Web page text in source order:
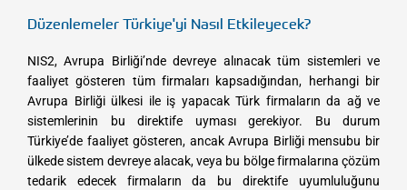
Düzenlemeler Türkiye'yi Nasıl Etkileyecek?
NIS2, Avrupa Birliği’nde devreye alınacak tüm sistemleri ve
faaliyet gösteren tüm firmaları kapsadığından, herhangi bir
Avrupa Birliği ülkesi ile iş yapacak Türk firmaların da ağ ve
sistemlerinin bu direktife uyması gerekiyor. Bu durum
Türkiye’de faaliyet gösteren, ancak Avrupa Birliği mensubu bir
ülkede sistem devreye alacak, veya bu bölge firmalarına çözüm
tedarik edecek firmaların da bu direktife uyumluluğunu